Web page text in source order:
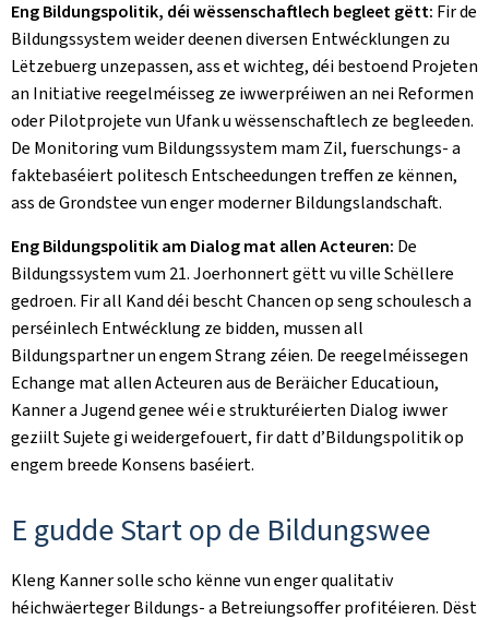
Eng Bildungspolitik, déi wëssenschaftlech begleet gëtt: Fir de
Bildungssystem weider deenen diversen Entwécklungen zu
Lëtzebuerg unzepassen, ass et wichteg, déi bestoend Projeten
an Initiative reegelméisseg ze iwwerpréiwen an nei Reformen
oder Pilotprojete vun Ufank u wëssenschaftlech ze begleeden.
De Monitoring vum Bildungssystem mam Zil, fuerschungs- a
faktebaséiert politesch Entscheedungen treffen ze kënnen,
ass de Grondstee vun enger moderner Bildungslandschaft.
Eng Bildungspolitik am Dialog mat allen Acteuren: De
Bildungssystem vum 21. Joerhonnert gëtt vu ville Schëllere
gedroen. Fir all Kand déi bescht Chancen op seng schoulesch a
perséinlech Entwécklung ze bidden, mussen all
Bildungspartner un engem Strang zéien. De reegelméissegen
Echange mat allen Acteuren aus de Beräicher Educatioun,
Kanner a Jugend genee wéi e strukturéierten Dialog iwwer
geziilt Sujete gi weidergefouert, fir datt d’Bildungspolitik op
engem breede Konsens baséiert.
E gudde Start op de Bildungswee
Kleng Kanner solle scho kënne vun enger qualitativ
héichwäerteger Bildungs- a Betreiungsoffer profitéieren. Dëst